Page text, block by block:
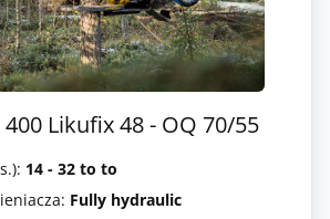
Likufix 48 - OQ 70/55
14 - 32 to to
Fully hydraulic